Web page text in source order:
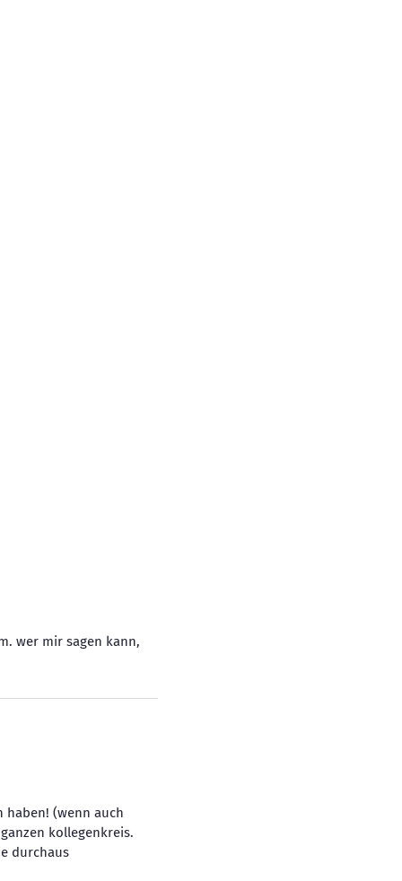
wer mir sagen kann,
(wenn auch
kollegenkreis.
durchaus